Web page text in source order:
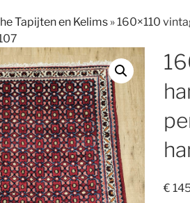
Tapijten en Kelims »160×110
€